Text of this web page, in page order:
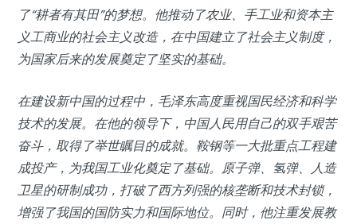
了“耕者有其田”的梦想。他推动了农业、手工业和资本主
义工商业的社会主义改造，在中国建立了社会主义制度，
为国家后来的发展奠定了坚实的基础。
在建设新中国的过程中，毛泽东高度重视国民经济和科学
技术的发展。在他的领导下，中国人民用自己的双手艰苦
奋斗，取得了举世瞩目的成就。鞍钢等一大批重点工程建
成投产，为我国工业化奠定了基础。原子弹、氢弹、人造
卫星的研制成功，打破了西方列强的核垄断和技术封锁，
增强了我国的国防实力和国际地位。同时，他注重发展教